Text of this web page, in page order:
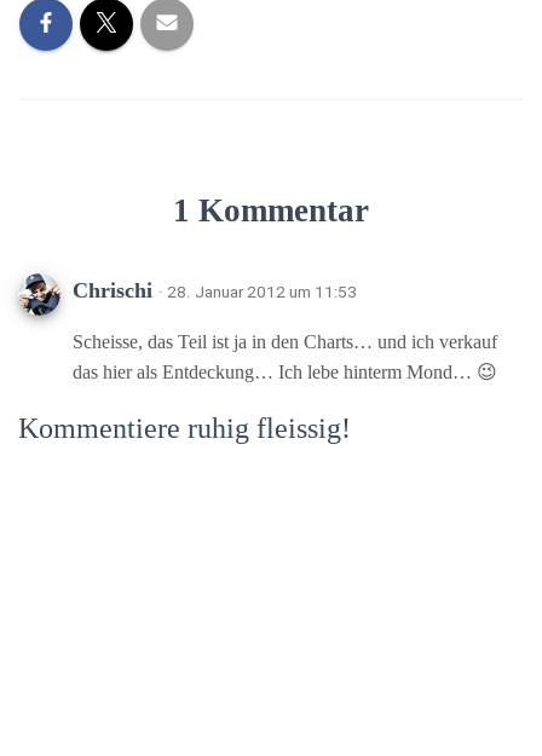
1 Kommentar
Chrischi · 28. Januar 2012 um 11:53
Scheisse, das Teil ist ja in den Charts… und ich verkauf
das hier als Entdeckung… Ich lebe hinterm Mond… 😉
Kommentiere ruhig fleissig!